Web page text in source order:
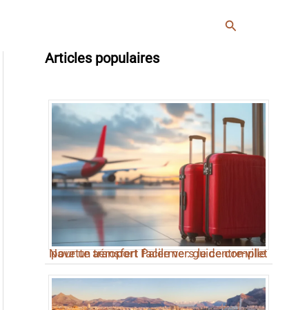
Rechercher
Articles populaires
Navette aéroport Palerme : guide complet pour un transfert facile vers le centre-ville